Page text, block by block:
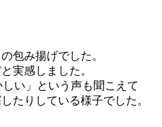
包み揚げでした。
実感しました。
い」という声も聞こえて
たりしている様子でした。